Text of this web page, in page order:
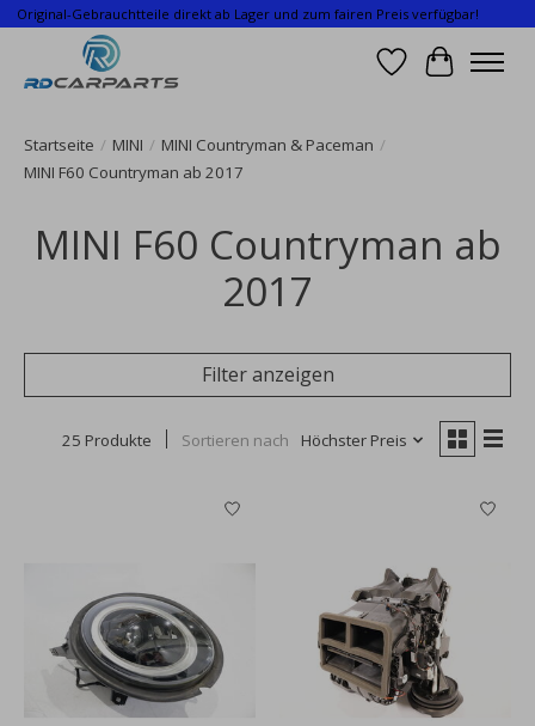
Original-Gebrauchtteile direkt ab Lager und zum fairen Preis verfügbar!
Wunschzettel
Ihr
Startseite / MINI / MINI Countryman & Paceman /
MINI F60 Countryman ab 2017
MINI F60 Countryman ab
2017
Filter anzeigen
25 Produkte Sortieren nach Höchster Preis